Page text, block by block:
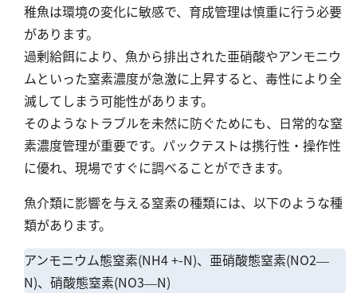
稚魚は環境の変化に敏感で、育成管理は慎重に行う必要
があります。
過剰給餌により、魚から排出された亜硝酸やアンモニウ
ムといった窒素濃度が急激に上昇すると、毒性により全
滅してしまう可能性があります。
そのようなトラブルを未然に防ぐためにも、日常的な窒
素濃度管理が重要です。パックテストは携行性・操作性
に優れ、現場ですぐに調べることができます。
魚介類に影響を与える窒素の種類には、以下のような種
類があります。
アンモニウム態窒素(NH4 +-N)、亜硝酸態窒素(NO2—
N)、硝酸態窒素(NO3—N)
りん
りん酸
全りん
その他
アルカリ度
pH
ほう素
シアン